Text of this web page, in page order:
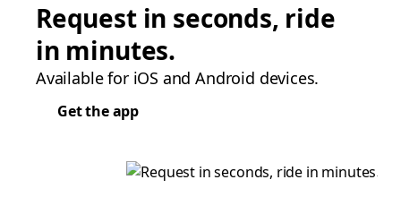
Request in seconds, ride
in minutes.
Available for iOS and Android devices.
Get the app